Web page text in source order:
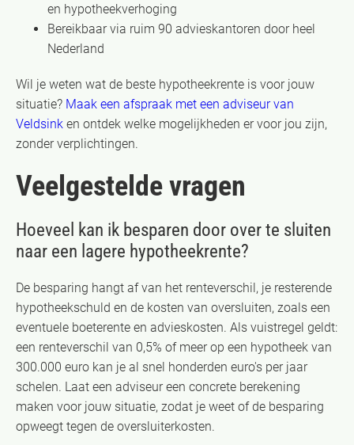
en hypotheekverhoging
Bereikbaar via ruim 90 advieskantoren door heel
Nederland
Wil je weten wat de beste hypotheekrente is voor jouw
situatie? Maak een afspraak met een adviseur van
Veldsink en ontdek welke mogelijkheden er voor jou zijn,
zonder verplichtingen.
Veelgestelde vragen
Hoeveel kan ik besparen door over te sluiten
naar een lagere hypotheekrente?
De besparing hangt af van het renteverschil, je resterende
hypotheekschuld en de kosten van oversluiten, zoals een
eventuele boeterente en advieskosten. Als vuistregel geldt:
een renteverschil van 0,5% of meer op een hypotheek van
300.000 euro kan je al snel honderden euro's per jaar
schelen. Laat een adviseur een concrete berekening
maken voor jouw situatie, zodat je weet of de besparing
opweegt tegen de oversluiterkosten.